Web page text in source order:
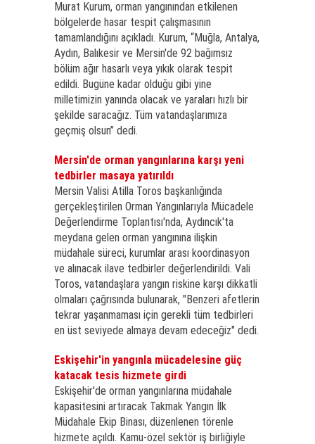
Murat Kurum, orman yangınından etkilenen
bölgelerde hasar tespit çalışmasının
tamamlandığını açıkladı. Kurum, “Muğla, Antalya,
Aydın, Balıkesir ve Mersin'de 92 bağımsız
bölüm ağır hasarlı veya yıkık olarak tespit
edildi. Bugüne kadar olduğu gibi yine
milletimizin yanında olacak ve yaraları hızlı bir
şekilde saracağız. Tüm vatandaşlarımıza
geçmiş olsun” dedi.
Mersin'de orman yangınlarına karşı yeni
tedbirler masaya yatırıldı
Mersin Valisi Atilla Toros başkanlığında
gerçekleştirilen Orman Yangınlarıyla Mücadele
Değerlendirme Toplantısı'nda, Aydıncık'ta
meydana gelen orman yangınına ilişkin
müdahale süreci, kurumlar arası koordinasyon
ve alınacak ilave tedbirler değerlendirildi. Vali
Toros, vatandaşlara yangın riskine karşı dikkatli
olmaları çağrısında bulunarak, "Benzeri afetlerin
tekrar yaşanmaması için gerekli tüm tedbirleri
en üst seviyede almaya devam edeceğiz" dedi.
Eskişehir'in yangınla mücadelesine güç
katacak tesis hizmete girdi
Eskişehir'de orman yangınlarına müdahale
kapasitesini artıracak Takmak Yangın İlk
Müdahale Ekip Binası, düzenlenen törenle
hizmete açıldı. Kamu-özel sektör iş birliğiyle